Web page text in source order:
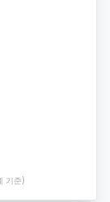
기준)